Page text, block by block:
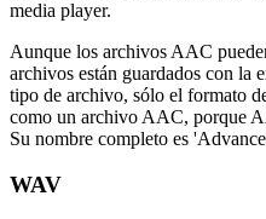
media player.
Aunque los archivos AAC
archivos están guardados con la
tipo de archivo, sólo el formato
como un archivo AAC, porque
Su nombre completo es
WAV